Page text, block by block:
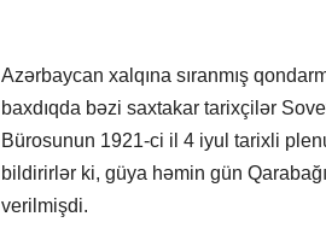
Azərbaycan xalqına sıranmış
baxdıqda bəzi saxtakar tarixçilər
Bürosunun 1921-ci il 4 iyul tarixli
bildirirlər ki, güya həmin gün
verilmişdi.